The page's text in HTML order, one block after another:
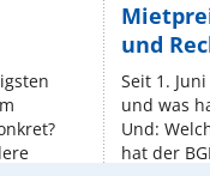
und
Seit 1.
und was
Und:
hat der